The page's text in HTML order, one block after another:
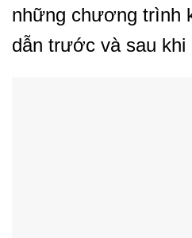
những chương trình
dẫn trước và sau khi